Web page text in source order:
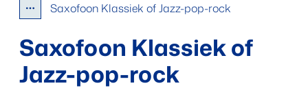
Toon alle broodkruimel items
Saxofoon Klassiek of Jazz-pop-rock
Saxofoon Klassiek of
Jazz-pop-rock